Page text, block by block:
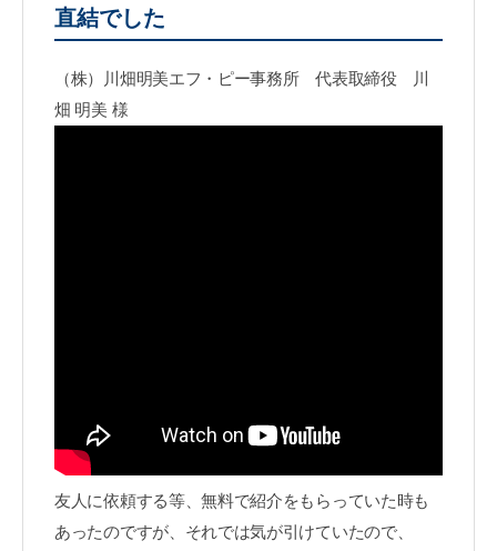
直結でした
（株）川畑明美エフ・ピー事務所 代表取締役 川
畑 明美 様
友人に依頼する等、無料で紹介をもらっていた時も
あったのですが、それでは気が引けていたので、